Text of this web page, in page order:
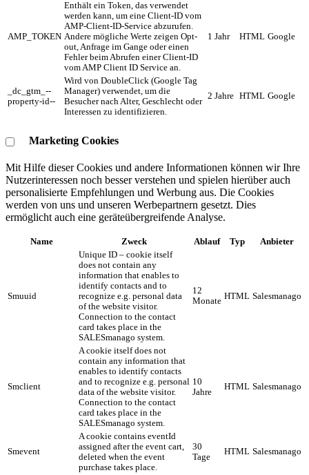
AMP_TOKEN
Enthält ein Token, das verwendet
werden kann, um eine Client-ID vom
AMP-Client-ID-Service abzurufen.
Andere mögliche Werte zeigen Opt-
out, Anfrage im Gange oder einen
Fehler beim Abrufen einer Client-ID
vom AMP Client ID Service an.
1 Jahr HTML Google
_dc_gtm_--
property-id--
Wird von DoubleClick (Google Tag
Manager) verwendet, um die
Besucher nach Alter, Geschlecht oder
Interessen zu identifizieren.
2 Jahre HTML Google
Marketing Cookies
Mit Hilfe dieser Cookies und andere Informationen können wir Ihre
Nutzerinteressen noch besser verstehen und spielen hierüber auch
personalisierte Empfehlungen und Werbung aus. ​Die Cookies
werden von uns und unseren Werbepartnern gesetzt. Dies
ermöglicht auch eine geräteübergreifende Analyse.
Name Zweck Ablauf Typ Anbieter
Smuuid
Unique ID – cookie itself
does not contain any
information that enables to
identify contacts and to
recognize e.g. personal data
of the website visitor.
Connection to the contact
card takes place in the
SALESmanago system.
12
Monate HTML Salesmanago
Smclient
A cookie itself does not
contain any information that
enables to identify contacts
and to recognize e.g. personal
data of the website visitor.
Connection to the contact
card takes place in the
SALESmanago system.
10
Jahre
HTML Salesmanago
Smevent
A cookie contains eventId
assigned after the event cart,
deleted when the event
purchase takes place.
30
Tage
HTML Salesmanago